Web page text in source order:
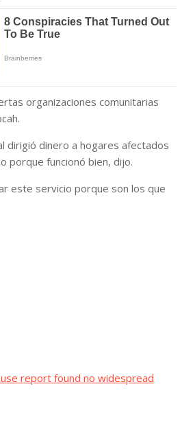
organizaciones comunitarias
dirigió dinero a hogares afectados
porque funcionó bien, dijo.
este servicio porque son los que
report found no widespread